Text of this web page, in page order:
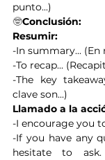
punto...)
🤓Conclusión:
Resumir:
-In summary... (En
-To recap...
-The key
clave son...)
Llamado a la
-I encourage you
-If you have any
hesitate to